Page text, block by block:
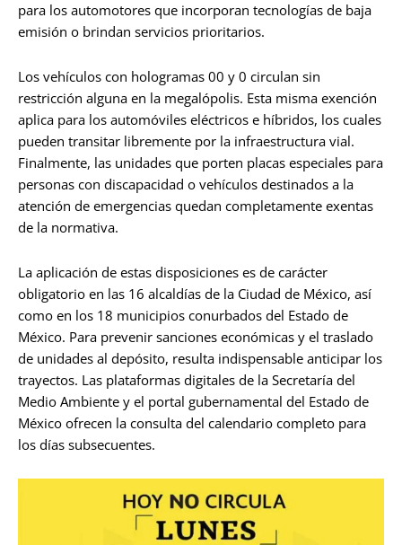
para los automotores que incorporan tecnologías de baja
emisión o brindan servicios prioritarios.
Los vehículos con hologramas 00 y 0 circulan sin
restricción alguna en la megalópolis. Esta misma exención
aplica para los automóviles eléctricos e híbridos, los cuales
pueden transitar libremente por la infraestructura vial.
Finalmente, las unidades que porten placas especiales para
personas con discapacidad o vehículos destinados a la
atención de emergencias quedan completamente exentas
de la normativa.
La aplicación de estas disposiciones es de carácter
obligatorio en las 16 alcaldías de la Ciudad de México, así
como en los 18 municipios conurbados del Estado de
México. Para prevenir sanciones económicas y el traslado
de unidades al depósito, resulta indispensable anticipar los
trayectos. Las plataformas digitales de la Secretaría del
Medio Ambiente y el portal gubernamental del Estado de
México ofrecen la consulta del calendario completo para
los días subsecuentes.